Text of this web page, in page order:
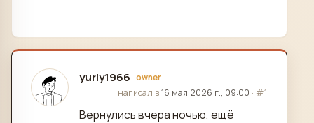
yuriy1966 owner
отредактировано
написал в16 мая 2026 г., 09:00 · #1
Вернулись вчера ночью, ещё